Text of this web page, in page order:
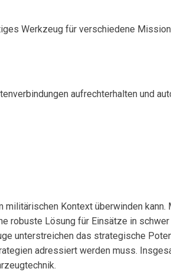
Werkzeug für verschiedene
aufrechterhalten und
Kontext überwinden kann.
robuste Lösung für Einsätze in
unterstreichen das strategische
adressiert werden muss.